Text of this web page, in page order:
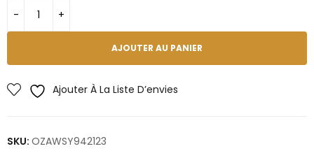
AJOUTER AU PANIER
Ajouter À La Liste D’envies
SKU: OZAWSY942123